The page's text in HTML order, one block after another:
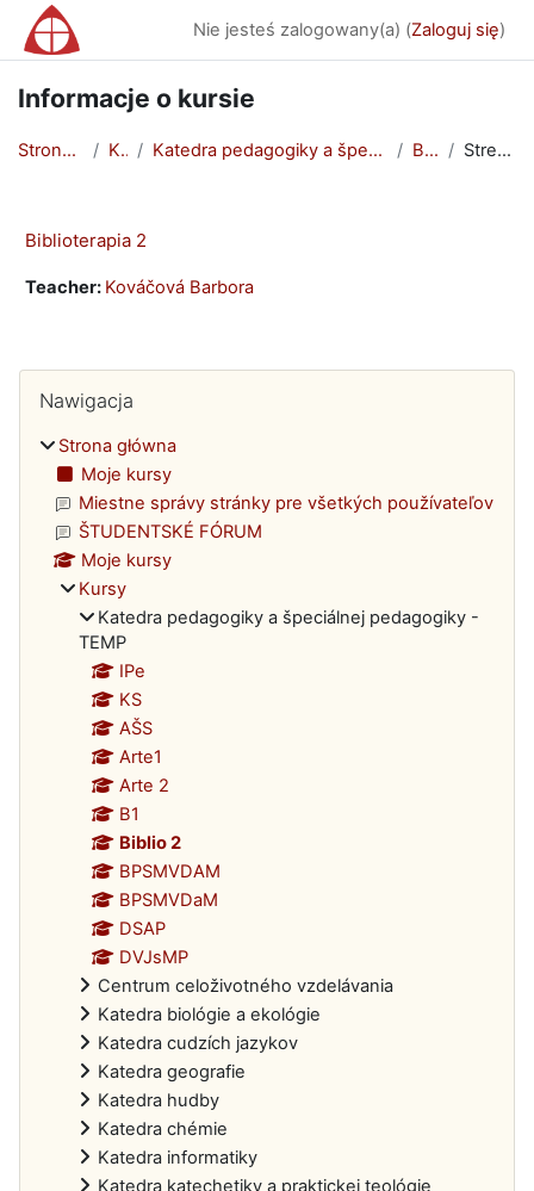
Przejdź do głównej zawartości
Nie jesteś zalogowany(a) (Zaloguj się)
Informacje o kursie
Strona główna Kursy Katedra pedagogiky a špeciálnej pedagogiky - TEMP Biblio 2 Streszczenie
Biblioterapia 2
Teacher: Kováčová Barbora
Bloki
Nawigacja
Strona główna
Moje kursy
Miestne správy stránky pre všetkých používateľov
ŠTUDENTSKÉ FÓRUM
Moje kursy
Kursy
Katedra pedagogiky a špeciálnej pedagogiky -
TEMP
IPe
KS
AŠS
Arte1
Arte 2
B1
Biblio 2
BPSMVDAM
BPSMVDaM
DSAP
DVJsMP
Centrum celoživotného vzdelávania
Katedra biológie a ekológie
Katedra cudzích jazykov
Katedra geografie
Katedra hudby
Katedra chémie
Katedra informatiky
Katedra katechetiky a praktickej teológie